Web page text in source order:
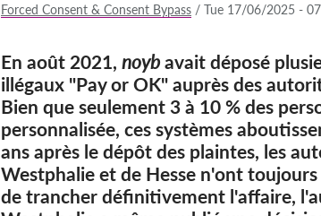
Forced Consent & Consent Bypass / Tue 17/06/2025 -
En août 2021, noybavait déposé
illégaux "Pay or OK" auprès des
Bien que seulement 3 à 10 % des
personnalisée, ces systèmes
ans après le dépôt des plaintes, les
Westphalie et de Hesse n'ont
de trancher définitivement l'affaire,